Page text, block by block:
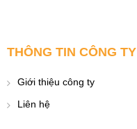
THÔNG TIN CÔNG TY
Giới thiệu công ty
Liên hệ